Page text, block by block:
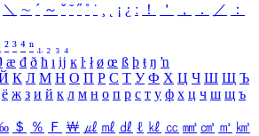
＼ ∼ ´ ～ ˇ ˘ ˝ ˚ ˙ ¸ ¡ ¿ ː ！ ＇ ， ． ／
：
² ³ ⁴ ⁿ ₁ ₂ ₃ ₄
æ đ ð ħ ı ĳ ĸ ŀ ł ø œ ß þ ŧ ŋ ŉ
К Л М Н О П Р С Т У Ф Х Ц Ч Ш Щ Ъ
ё ж з и й к л м н о п р с т у ф х ц ч ш щ ъ
＄ ％ Ｆ ￦ ㎕ ㎖ ㎗ ℓ ㎘ ㏄ ㎣ ㎤ ㎥ ㎦